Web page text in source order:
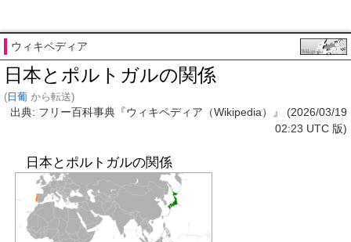
ウィキペディア
日本とポルトガルの関係
( 日葡 から転送)
出典: フリー百科事典『ウィキペディア（Wikipedia）』 (2026/03/19
02:23 UTC 版)
日本とポルトガルの関係